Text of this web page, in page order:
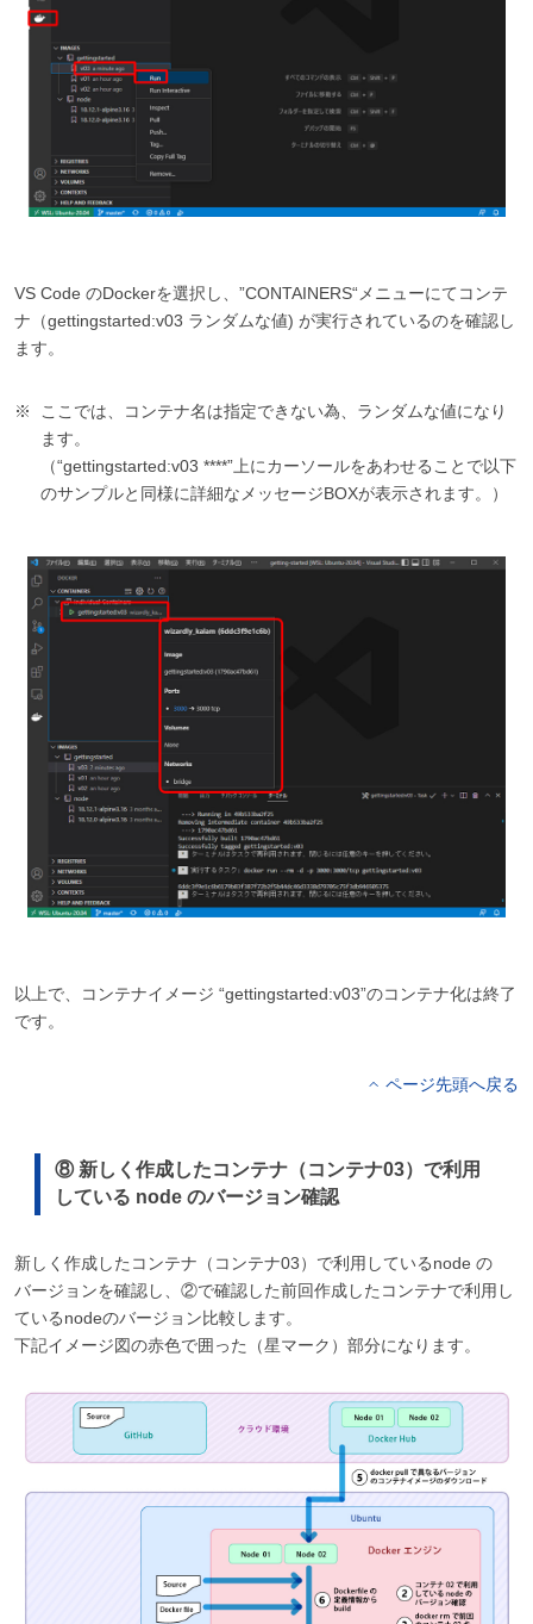
VS Code のDockerを選択し、”CONTAINERS“メニューにてコンテ
ナ（gettingstarted:v03 ランダムな値) が実行されているのを確認し
ます。
ここでは、コンテナ名は指定できない為、ランダムな値になり
ます。
（“gettingstarted:v03 ****”上にカーソールをあわせることで以下
のサンプルと同様に詳細なメッセージBOXが表示されます。）
以上で、コンテナイメージ “gettingstarted:v03”のコンテナ化は終了
です。
ページ先頭へ戻る
⑧ 新しく作成したコンテナ（コンテナ03）で利用
している node のバージョン確認
新しく作成したコンテナ（コンテナ03）で利用しているnode の
バージョンを確認し、②で確認した前回作成したコンテナで利用し
ているnodeのバージョン比較します。
下記イメージ図の赤色で囲った（星マーク）部分になります。